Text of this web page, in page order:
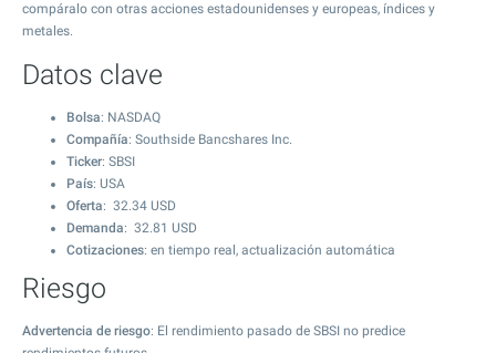
compáralo con otras acciones estadounidenses y europeas, índices y
metales.
Datos clave
Bolsa: NASDAQ
Compañía: Southside Bancshares Inc.
Ticker: SBSI
País: USA
Oferta: 32.34 USD
Demanda: 32.81 USD
Cotizaciones: en tiempo real, actualización automática
Riesgo
Advertencia de riesgo: El rendimiento pasado de SBSI no predice